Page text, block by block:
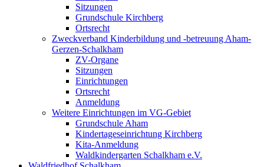
Sitzungen
Grundschule Kirchberg
Ortsrecht
Zweckverband Kinderbildung und -betreuung Aham-
Gerzen-Schalkham
ZV-Organe
Sitzungen
Einrichtungen
Ortsrecht
Anmeldung
Weitere Einrichtungen im VG-Gebiet
Grundschule Aham
Kindertageseinrichtung Kirchberg
Kita-Anmeldung
Waldkindergarten Schalkham e.V.